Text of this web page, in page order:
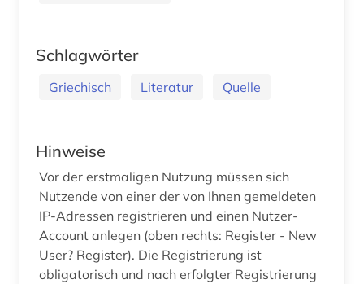
Schlagwörter
Griechisch Literatur Quelle
Hinweise
Vor der erstmaligen Nutzung müssen sich
Nutzende von einer der von Ihnen gemeldeten
IP-Adressen registrieren und einen Nutzer-
Account anlegen (oben rechts: Register - New
User? Register). Die Registrierung ist
obligatorisch und nach erfolgter Registrierung